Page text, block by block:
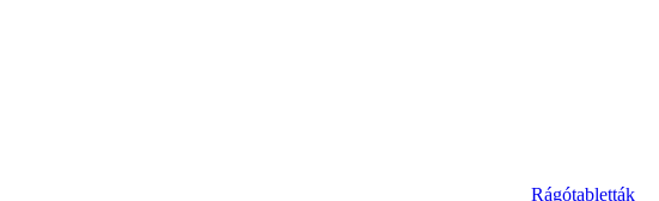
Rágótabletták